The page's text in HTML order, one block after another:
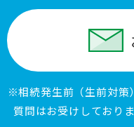
※相続発生前（生前対策
質問はお受けしており